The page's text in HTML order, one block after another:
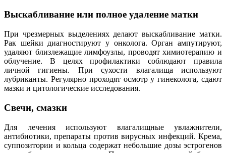
Выскабливание или полное удаление матки
При чрезмерных выделениях делают выскабливание матки.
Рак шейки диагностируют у онколога. Орган ампутируют,
удаляют близлежащие лимфоузлы, проводят химиотерапию и
облучение. В целях профилактики соблюдают правила
личной гигиены. При сухости влагалища используют
лубриканты. Регулярно проходят осмотр у гинеколога, сдают
мазки и цитологические исследования.
Свечи, смазки
Для лечения используют влагалищные увлажнители,
антибиотики, препараты против вирусных инфекций. Крема,
суппозитории и кольца содержат небольшие дозы эстрогенов